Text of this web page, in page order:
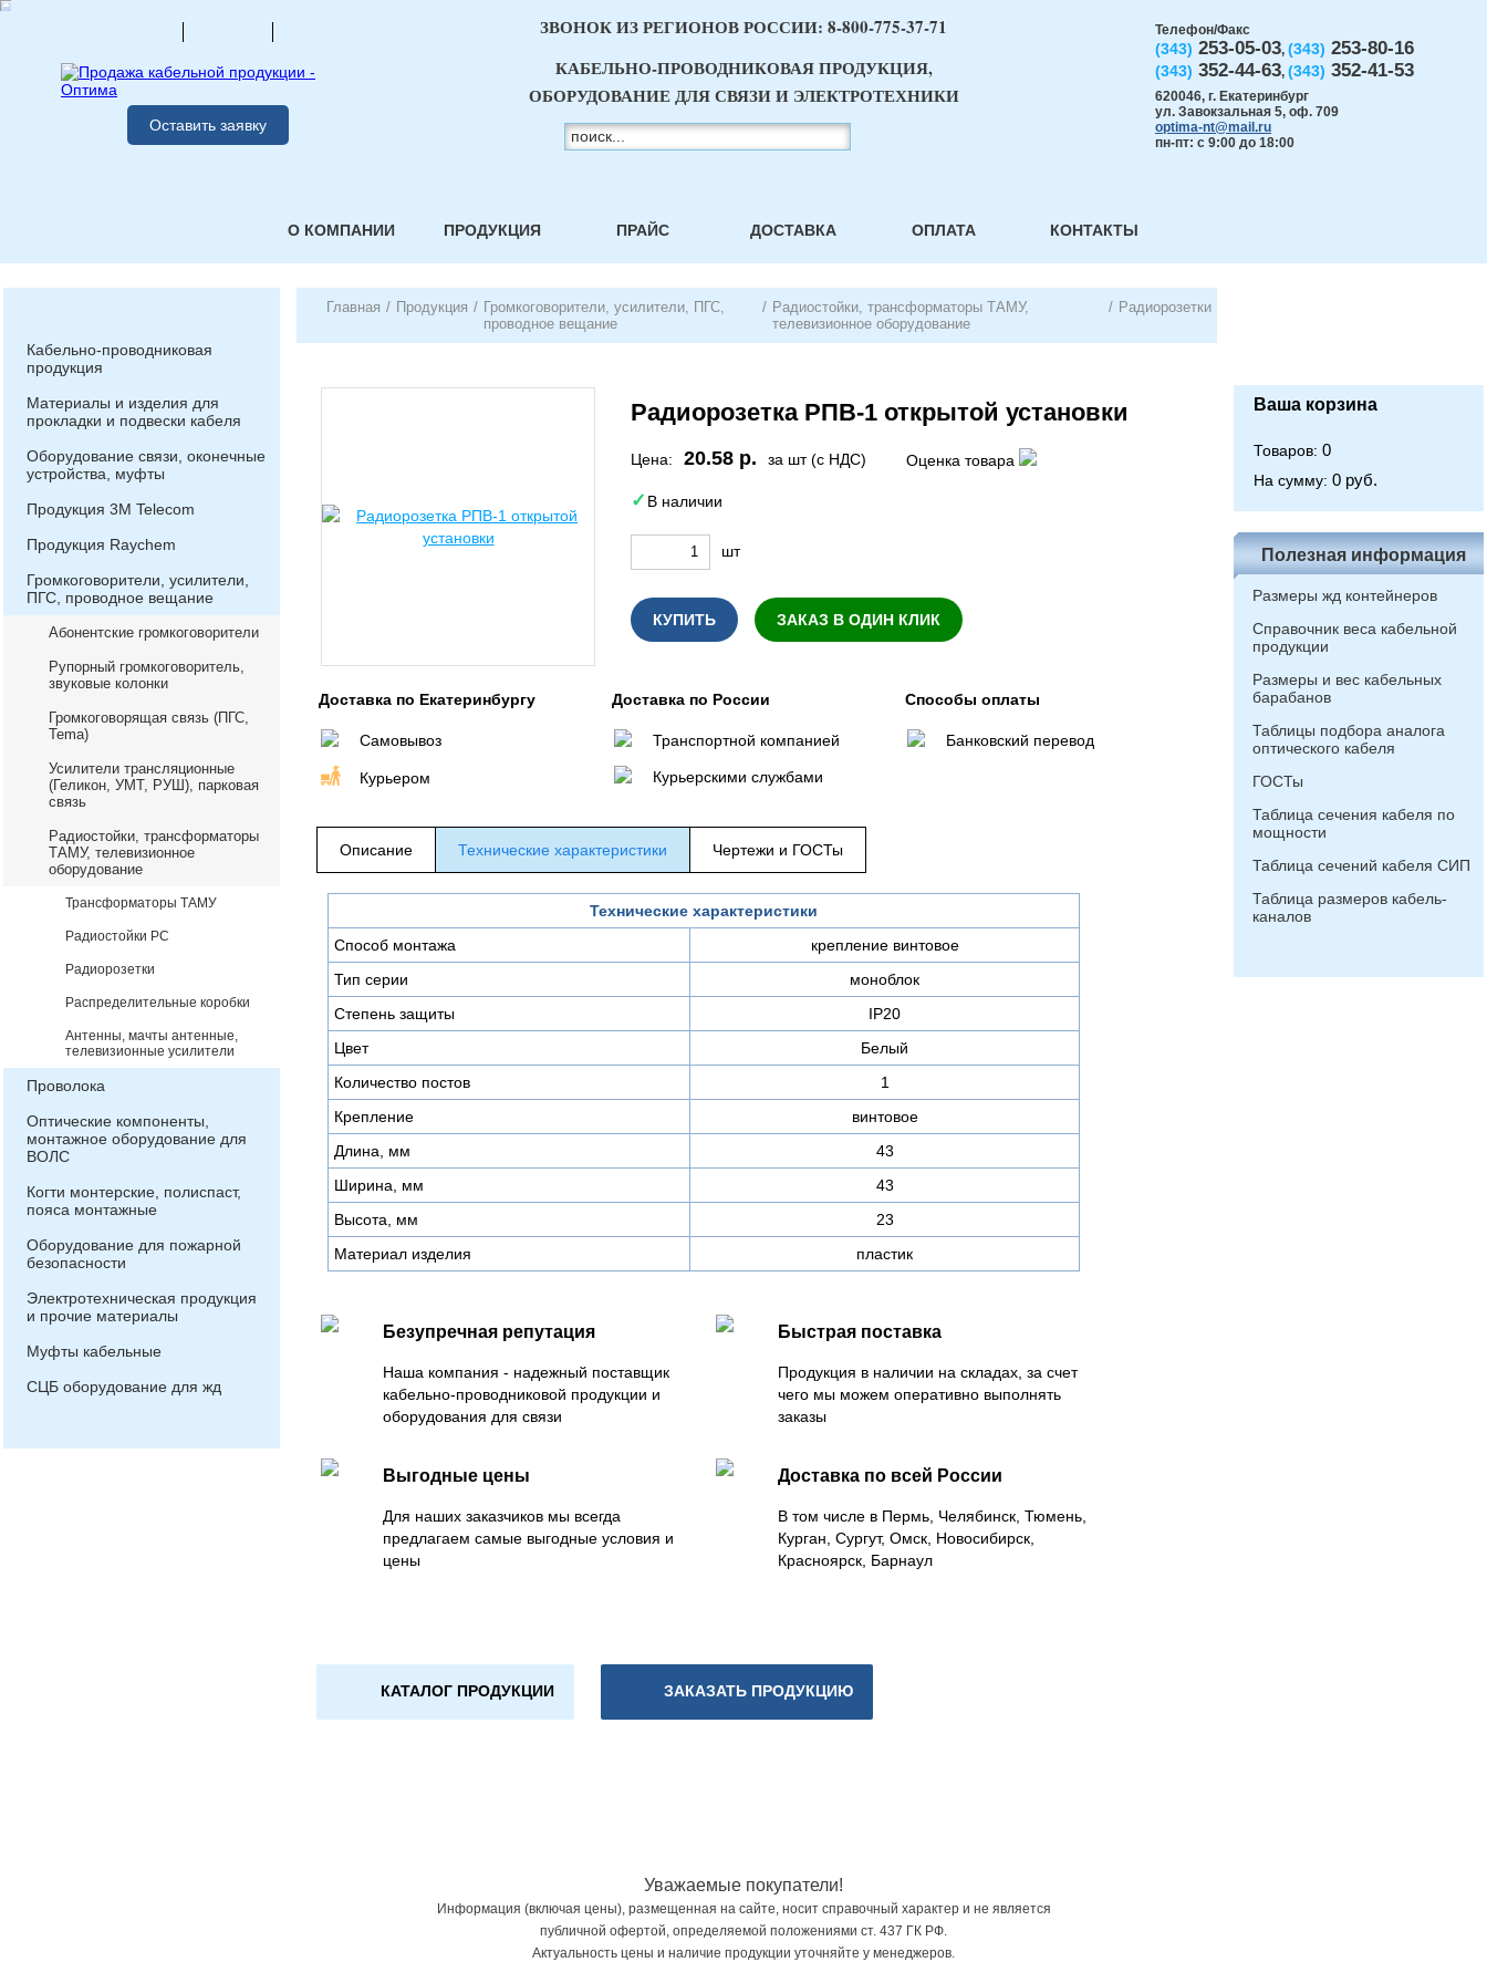
Оставить заявку
Телефон/Факс
(343) 253-05-03, (343) 253-80-16
(343) 352-44-63, (343) 352-41-53
620046, г. Екатеринбург
ул. Завокзальная 5, оф. 709
optima-nt@mail.ru
пн-пт: с 9:00 до 18:00
ЗВОНОК ИЗ РЕГИОНОВ РОССИИ: 8-800-775-37-71
КАБЕЛЬНО-ПРОВОДНИКОВАЯ ПРОДУКЦИЯ,
ОБОРУДОВАНИЕ ДЛЯ СВЯЗИ И ЭЛЕКТРОТЕХНИКИ
О КОМПАНИИ ПРОДУКЦИЯ ПРАЙС ДОСТАВКА ОПЛАТА КОНТАКТЫ
Кабельно-проводниковая
продукция
Материалы и изделия для
прокладки и подвески кабеля
Оборудование связи, оконечные
устройства, муфты
Продукция 3М Telecom
Продукция Raychem
Громкоговорители, усилители,
ПГС, проводное вещание
Абонентские громкоговорители
Рупорный громкоговоритель,
звуковые колонки
Громкоговорящая связь (ПГС,
Теma)
Усилители трансляционные
(Геликон, УМТ, РУШ), парковая
связь
Радиостойки, трансформаторы
ТАМУ, телевизионное
оборудование
Трансформаторы ТАМУ
Радиостойки РС
Радиорозетки
Распределительные коробки
Антенны, мачты антенные,
телевизионные усилители
Проволока
Оптические компоненты,
монтажное оборудование для
ВОЛС
Когти монтерские, полиспаст,
пояса монтажные
Оборудование для пожарной
безопасности
Электротехническая продукция
и прочие материалы
Муфты кабельные
СЦБ оборудование для жд
Главная / Продукция / Громкоговорители, усилители, ПГС,
проводное вещание
/ Радиостойки, трансформаторы ТАМУ,
телевизионное оборудование
/ Радиорозетки
Радиорозетка РПВ-1 открытой установки
Цена: 20.58 р. за шт (с НДС) Оценка товара
В наличии
шт
КУПИТЬ ЗАКАЗ В ОДИН КЛИК
Доставка по Екатеринбургу
Самовывоз
Курьером
Доставка по России
Транспортной компанией
Курьерскими службами
Способы оплаты
Банковский перевод
Описание Технические характеристики Чертежи и ГОСТы
Технические характеристики
Способ монтажа
крепление винтовое
Тип серии
моноблок
Степень защиты
IP20
Цвет
Белый
Количество постов
1
Крепление
винтовое
Длина, мм
43
Ширина, мм
43
Высота, мм
23
Материал изделия
пластик
Безупречная репутация
Наша компания - надежный поставщик
кабельно-проводниковой продукции и
оборудования для связи
Быстрая поставка
Продукция в наличии на складах, за счет
чего мы можем оперативно выполнять
заказы
Выгодные цены
Для наших заказчиков мы всегда
предлагаем самые выгодные условия и
цены
Доставка по всей России
В том числе в Пермь, Челябинск, Тюмень,
Курган, Сургут, Омск, Новосибирск,
Красноярск, Барнаул
КАТАЛОГ ПРОДУКЦИИ ЗАКАЗАТЬ ПРОДУКЦИЮ
Ваша корзина
Товаров: 0
На сумму: 0 руб.
Полезная информация
Размеры жд контейнеров
Справочник веса кабельной
продукции
Размеры и вес кабельных
барабанов
Таблицы подбора аналога
оптического кабеля
ГОСТы
Таблица сечения кабеля по
мощности
Таблица сечений кабеля СИП
Таблица размеров кабель-
каналов
Уважаемые покупатели!
Информация (включая цены), размещенная на сайте, носит справочный характер и не является
публичной офертой, определяемой положениями ст. 437 ГК РФ.
Актуальность цены и наличие продукции уточняйте у менеджеров.